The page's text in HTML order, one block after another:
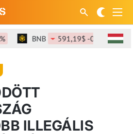
BNB 591,19$ -0,39%
ILLEGÁLIS